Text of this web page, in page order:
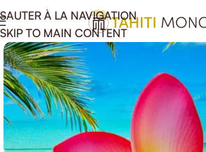
SAUTER À LA NAVIGATION
SKIP TO MAIN CONTENT